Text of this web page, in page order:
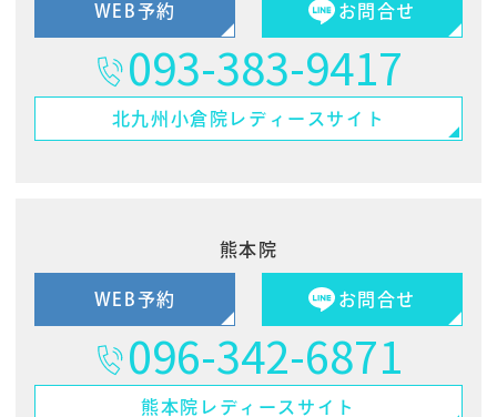
WEB予約 お問合せ
093-383-9417
北九州小倉院 レディースサイト
熊本院
WEB予約 お問合せ
096-342-6871
熊本院 レディースサイト